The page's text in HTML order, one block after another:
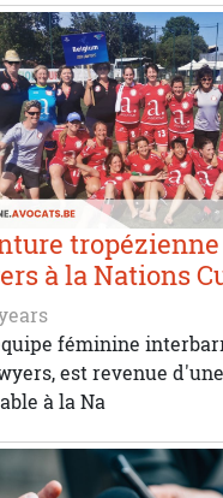
tropézienne
à la Nations
féminine
est revenue
à la Na